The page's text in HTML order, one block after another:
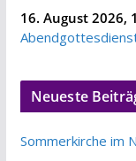
16. August 2026,
Neueste
Sommerkirche im